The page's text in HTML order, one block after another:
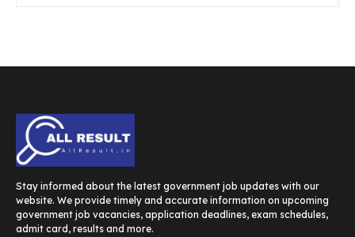
Stay informed about the latest government job updates with our
website. We provide timely and accurate information on upcoming
government job vacancies, application deadlines, exam schedules,
admit card, results and more.